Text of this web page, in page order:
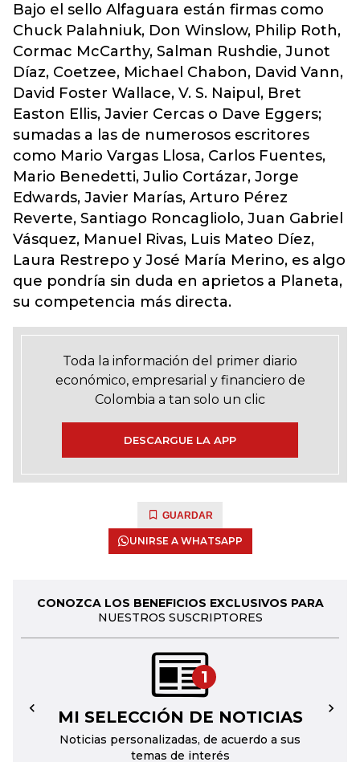
Bajo el sello Alfaguara están firmas como
Chuck Palahniuk, Don Winslow, Philip Roth,
Cormac McCarthy, Salman Rushdie, Junot
Díaz, Coetzee, Michael Chabon, David Vann,
David Foster Wallace, V. S. Naipul, Bret
Easton Ellis, Javier Cercas o Dave Eggers;
sumadas a las de numerosos escritores
como Mario Vargas Llosa, Carlos Fuentes,
Mario Benedetti, Julio Cortázar, Jorge
Edwards, Javier Marías, Arturo Pérez
Reverte, Santiago Roncagliolo, Juan Gabriel
Vásquez, Manuel Rivas, Luis Mateo Díez,
Laura Restrepo y José María Merino, es algo
que pondría sin duda en aprietos a Planeta,
su competencia más directa.
Toda la información del primer diario
económico, empresarial y financiero de
Colombia a tan solo un clic
DESCARGUE LA APP
GUARDAR
UNIRSE A WHATSAPP
CONOZCA LOS BENEFICIOS EXCLUSIVOS PARA
NUESTROS SUSCRIPTORES
1
MI SELECCIÓN DE NOTICIAS
Noticias personalizadas, de acuerdo a sus
temas de interés
← →